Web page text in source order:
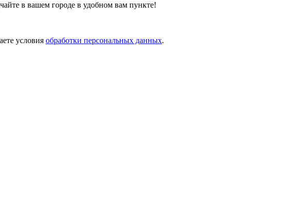
в вашем городе в удобном вам пункте!
условия обработки персональных данных.